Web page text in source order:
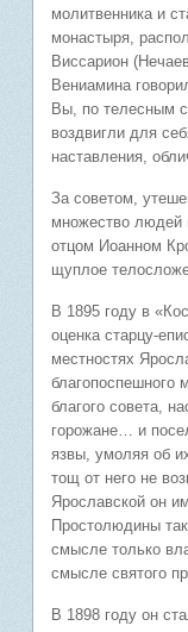
молитвенника и
монастыря,
Виссарион
Вениамина
Вы, по телесным
воздвигли для
наставления,
За советом,
множество людей
отцом Иоанном
щуплое
В 1895 году в
оценка старцу-
местностях
благопоспешного
благого совета,
горожане… и
язвы, умоляя об
тощ от него не
Ярославской он
Простолюдины
смысле только
смысле святого
В 1898 году он